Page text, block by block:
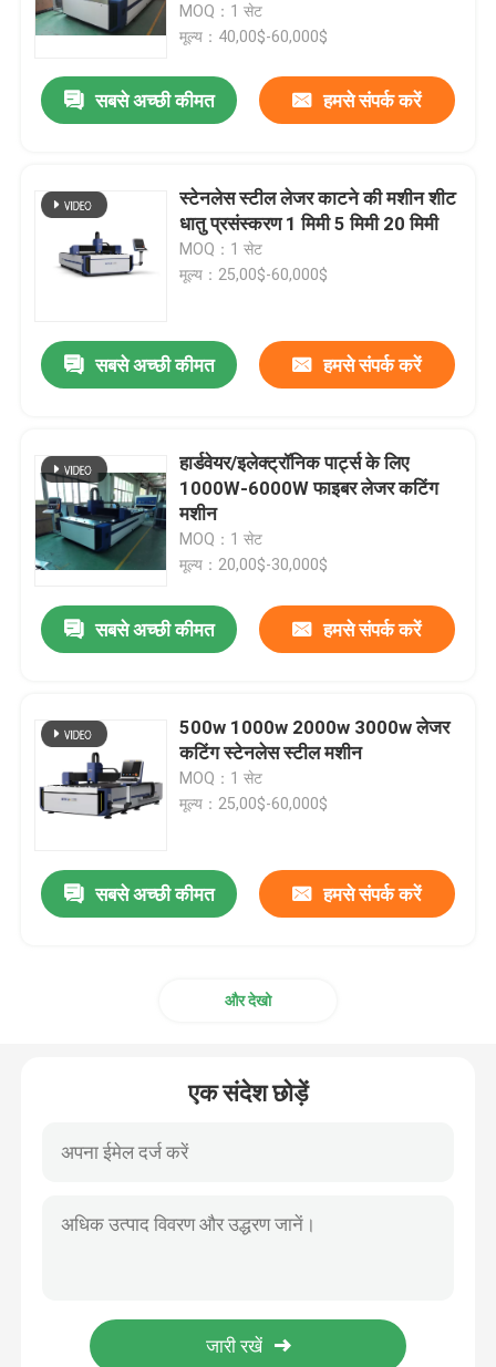
MOQ：1 सेट
मूल्य：40,00$-60,000$
सबसे अच्छी कीमत हमसे संपर्क करें
स्टेनलेस स्टील लेजर काटने की मशीन शीट
धातु प्रसंस्करण 1 मिमी 5 मिमी 20 मिमी
MOQ：1 सेट
मूल्य：25,00$-60,000$
सबसे अच्छी कीमत हमसे संपर्क करें
हार्डवेयर/इलेक्ट्रॉनिक पार्ट्स के लिए
1000W-6000W फाइबर लेजर कटिंग
मशीन
MOQ：1 सेट
मूल्य：20,00$-30,000$
सबसे अच्छी कीमत हमसे संपर्क करें
500w 1000w 2000w 3000w लेजर
कटिंग स्टेनलेस स्टील मशीन
MOQ：1 सेट
मूल्य：25,00$-60,000$
सबसे अच्छी कीमत हमसे संपर्क करें
और देखो
एक संदेश छोड़ें